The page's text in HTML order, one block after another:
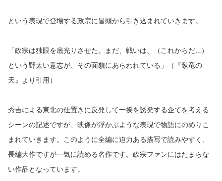
という表現で登場する政宗に冒頭から引き込まれていきます。
「政宗は独眼を底光りさせた。まだ、戦いは、（これからだ…）
という野太い意志が、その面貌にあらわれている」（『臥竜の
天』より引用）
秀吉による東北の仕置きに反発して一揆を誘発する企てを考える
シーンの記述ですが、映像が浮かぶような表現で物語にのめりこ
まれていきます。このように全編に迫力ある描写で読みやすく、
長編大作ですが一気に読める名作です。政宗ファンにはたまらな
い作品となっています。